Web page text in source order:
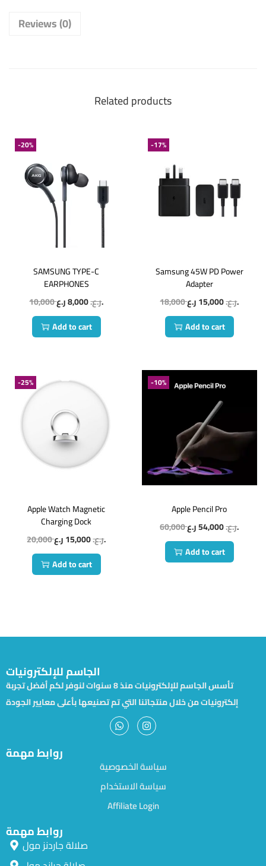
Reviews (0)
Related products
-20%
SAMSUNG TYPE-C
EARPHONES
10,000
ر.ع.8,000
ر.ع.
Add to cart
-17%
Samsung 45W PD Power
Adapter
18,000
ر.ع.15,000
ر.ع.
Add to cart
-25%
Apple Watch Magnetic
Charging Dock
20,000
ر.ع.15,000
ر.ع.
Add to cart
-10%
Apple Pencil Pro
60,000
ر.ع.54,000
ر.ع.
Add to cart
الجاسم للإلكترونيات
تأسس الجاسم للإلكترونيات منذ 8 سنوات لنوفر لكم أفضل تجربة
إلكترونيات من خلال منتجاتنا التي تم تصنيعها بأعلى معايير الجودة
روابط مهمة
سياسة الخصوصية
سياسة الاستخدام
Affiliate Login
روابط مهمة
صلالة جاردنز مول